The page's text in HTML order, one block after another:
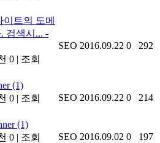
트의 도메
검색시... -
0 | 조회
SEO 2016.09.22 0 292
(1)
0 | 조회
SEO 2016.09.22 0 214
(1)
0 | 조회
SEO 2016.09.02 0 197